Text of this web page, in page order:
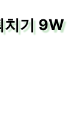
치기 9W